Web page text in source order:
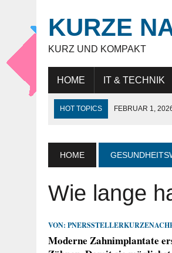
KURZE
KURZ UND KOMPAKT
HOME IT & TECHNIK
HOT TOPICS FEBRUAR 1,
JULI 9, 2025 | WARUM DAS
MAI 18, 2026
HOME
Wie lange
VON:
Moderne Zahnimplantate